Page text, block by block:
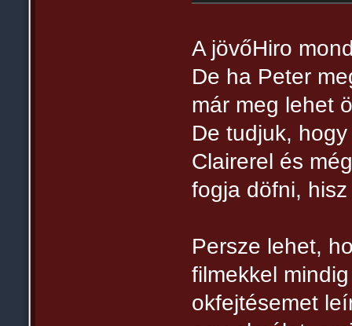
A jövőHiro
De ha Peter
már meg lehet
De tudjuk,
Clairerel és
fogja döfni,
Persze lehet,
filmekkel
okfejtésemet